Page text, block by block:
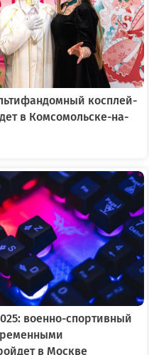
косплей-
в Комсомольске-на-
военно-спортивный
в Москве